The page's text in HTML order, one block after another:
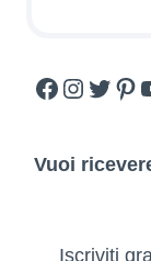
Facebook
Vuoi
Iscriviti